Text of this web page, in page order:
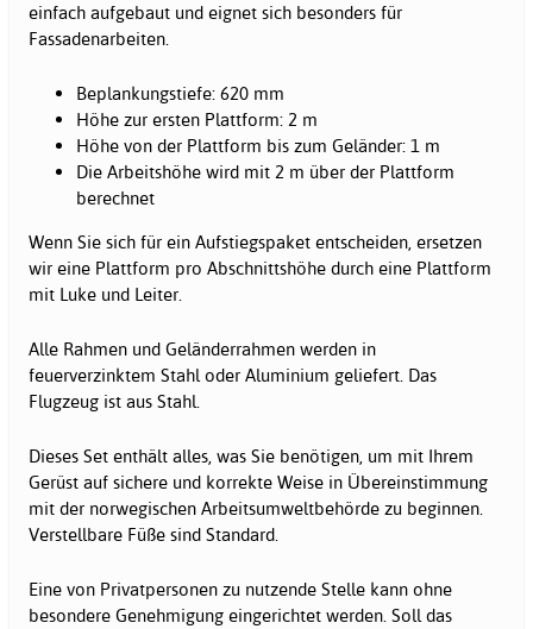
einfach aufgebaut und eignet sich besonders für
Fassadenarbeiten.
Beplankungstiefe: 620 mm
Höhe zur ersten Plattform: 2 m
Höhe von der Plattform bis zum Geländer: 1 m
Die Arbeitshöhe wird mit 2 m über der Plattform
berechnet
Wenn Sie sich für ein Aufstiegspaket entscheiden, ersetzen
wir eine Plattform pro Abschnittshöhe durch eine Plattform
mit Luke und Leiter.
Alle Rahmen und Geländerrahmen werden in
feuerverzinktem Stahl oder Aluminium geliefert. Das
Flugzeug ist aus Stahl.
Dieses Set enthält alles, was Sie benötigen, um mit Ihrem
Gerüst auf sichere und korrekte Weise in Übereinstimmung
mit der norwegischen Arbeitsumweltbehörde zu beginnen.
Verstellbare Füße sind Standard.
Eine von Privatpersonen zu nutzende Stelle kann ohne
besondere Genehmigung eingerichtet werden. Soll das